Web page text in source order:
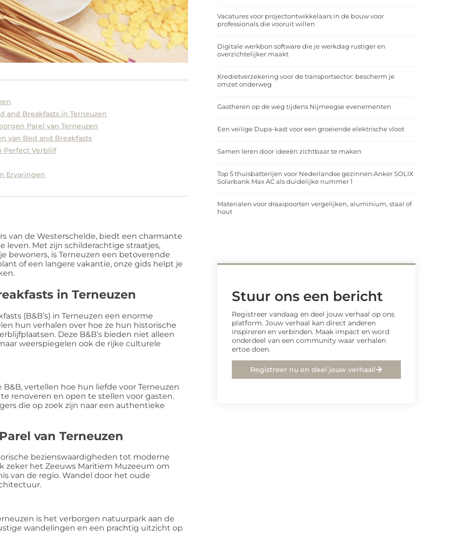
and Breakfasts in Terneuzen
Parel van Terneuzen
van Bed and Breakfasts
Perfect Verblijf
Ervaringen
van de Westerschelde, biedt een charmante
Met zijn schilderachtige straatjes,
bewoners, is Terneuzen een betoverende
of een langere vakantie, onze gids helpt je
in Terneuzen
(B&B’s) in Terneuzen een enorme
hun verhalen over hoe ze hun historische
Deze B&B’s bieden niet alleen
weerspiegelen ook de rijke culturele
vertellen hoe hun liefde voor Terneuzen
renoveren en open te stellen voor gasten.
die op zoek zijn naar een authentieke
van Terneuzen
bezienswaardigheden tot moderne
zeker het Zeeuws Maritiem Muzeeum om
van de regio. Wandel door het oude
is het verborgen natuurpark aan de
wandelingen en een prachtig uitzicht op
Vacatures voor projectontwikkelaars in de bouw voor
professionals die vooruit willen
Digitale werkbon software die je werkdag rustiger en
overzichtelijker maakt
Kredietverzekering voor de transportsector: bescherm je
omzet onderweg
Gastheren op de weg tijdens Nijmeegse evenementen
Een veilige Dupa-kast voor een groeiende elektrische vloot
Samen leren door ideeën zichtbaar te maken
Top 5 thuisbatterijen voor Nederlandse gezinnen:Anker SOLIX
Solarbank Max AC als duidelijke nummer 1
Materialen voor draaipoorten vergelijken, aluminium, staal of
hout
Stuur ons een bericht
Registreer vandaag en deel jouw verhaal op ons
platform. Jouw verhaal kan direct anderen
inspireren en verbinden. Maak impact en word
onderdeel van een community waar verhalen
ertoe doen.
Registreer nu en deel jouw verhaal!